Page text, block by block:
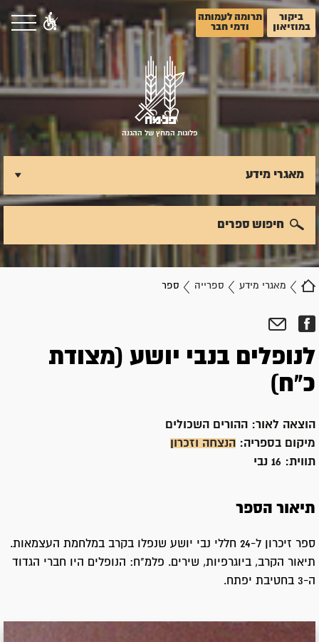
ביקור
במוזיאון
תרומה לעמותה
ודמי חבר
פלוגות המחץ של ההגנה
מאגרי מידע ספרייה ספר
מאגרי מידע
חיפוש ספרים
לנופלים בנבי יושע (מצודת
כ"ח)
הוצאה לאור:
ההורים השכולים
מיקום בספריה:
הנצחה וזכרון
תווית: 16 נבי
תיאור הספר
ספר זיכרון ל-24 חללי נבי יושע שנפלו בקרב במלחמת העצמאות.
תיאור הקרב, ביוגרפיות, שירים. פלמ"ח: הנופלים היו חברי הגדוד
ה-3 בחטיבת יפתח.